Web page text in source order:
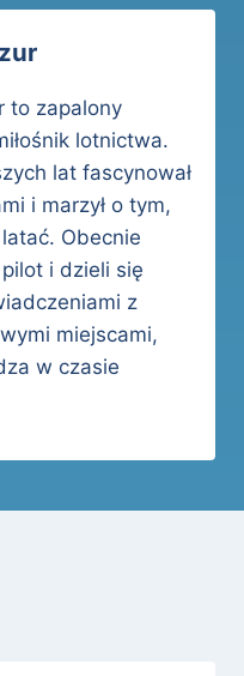
to zapalony
lotnictwa.
lat fascynował
i marzył o tym,
Obecnie
i dzieli się
z
miejscami,
w czasie